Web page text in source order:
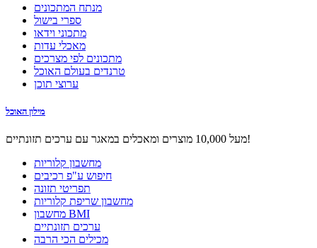
מנתח המתכונים
ספרי בישול
מתכוני וידאו
מאכלי עדות
מתכונים לפי מצרכים
טרנדים בעולם האוכל
ערוצי תוכן
מילון האוכל
מעל 10,000 מוצרים ומאכלים במאגר עם ערכים תזונתיים!
מחשבון קלוריות
חיפוש ע"פ רכיבים
תפריטי תזונה
מחשבון שריפת קלוריות
מחשבון BMI
ערכים תזונתיים
מכילים הכי הרבה